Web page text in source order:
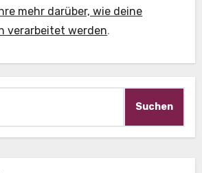
mehr darüber, wie deine
verarbeitet werden.